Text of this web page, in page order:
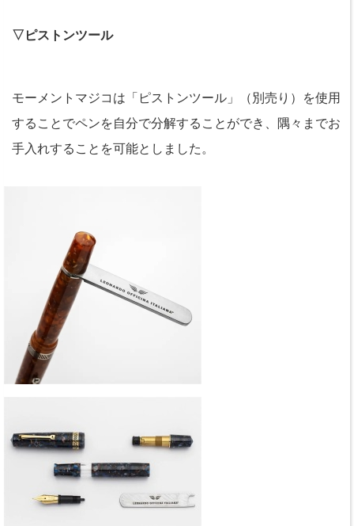
▽ピストンツール
モーメントマジコは「ピストンツール」（別売り）を使用
することでペンを自分で分解することができ、隅々までお
手入れすることを可能としました。